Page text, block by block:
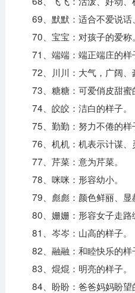
69、默默：适合不爱说话
70、宝宝：对孩子的爱称。
71、端端：端正端庄的样
72、川川：大气，广阔、
73、糖糖：可爱俏皮甜蜜
74、皎皎：洁白的样子。
75、勤勤：努力不倦的样
76、机机：机表示计谋、
77、芹菜：意为芹菜。
78、咪咪：形容幼小。
79、彪彪：颜色鲜丽、显
80、姗姗：形容女子走路
81、岑岑：山高的样子。
82、融融：和睦快乐的样
83、焜焜：明亮的样子。
84、盼盼：爸爸妈妈盼望